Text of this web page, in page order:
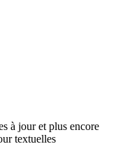
à jour et plus encore
textuelles